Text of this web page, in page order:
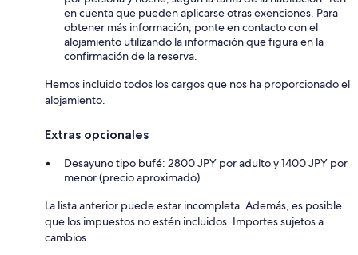
en cuenta que pueden aplicarse otras exenciones. Para
obtener más información, ponte en contacto con el
alojamiento utilizando la información que figura en la
confirmación de la reserva.
Hemos incluido todos los cargos que nos ha proporcionado el
alojamiento.
Extras opcionales
Desayuno tipo bufé: 2800 JPY por adulto y 1400 JPY por
menor (precio aproximado)
La lista anterior puede estar incompleta. Además, es posible
que los impuestos no estén incluidos. Importes sujetos a
cambios.